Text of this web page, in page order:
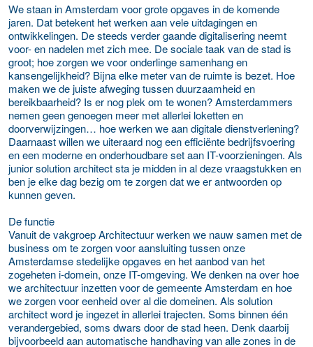
We staan in Amsterdam voor grote opgaves in de komende
jaren. Dat betekent het werken aan vele uitdagingen en
ontwikkelingen. De steeds verder gaande digitalisering neemt
voor- en nadelen met zich mee. De sociale taak van de stad is
groot; hoe zorgen we voor onderlinge samenhang en
kansengelijkheid? Bijna elke meter van de ruimte is bezet. Hoe
maken we de juiste afweging tussen duurzaamheid en
bereikbaarheid? Is er nog plek om te wonen? Amsterdammers
nemen geen genoegen meer met allerlei loketten en
doorverwijzingen… hoe werken we aan digitale dienstverlening?
Daarnaast willen we uiteraard nog een efficiënte bedrijfsvoering
en een moderne en onderhoudbare set aan IT-voorzieningen. Als
junior solution architect sta je midden in al deze vraagstukken en
ben je elke dag bezig om te zorgen dat we er antwoorden op
kunnen geven.
De functie
Vanuit de vakgroep Architectuur werken we nauw samen met de
business om te zorgen voor aansluiting tussen onze
Amsterdamse stedelijke opgaves en het aanbod van het
zogeheten i-domein, onze IT-omgeving. We denken na over hoe
we architectuur inzetten voor de gemeente Amsterdam en hoe
we zorgen voor eenheid over al die domeinen. Als solution
architect word je ingezet in allerlei trajecten. Soms binnen één
verandergebied, soms dwars door de stad heen. Denk daarbij
bijvoorbeeld aan automatische handhaving van alle zones in de